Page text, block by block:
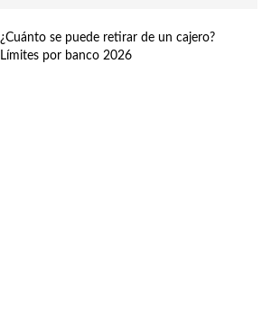
¿Cuánto se puede retirar de un cajero?
Límites por banco 2026